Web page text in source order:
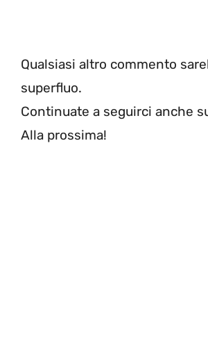
Qualsiasi altro commento
superfluo.
Continuate a seguirci anche
Alla prossima!